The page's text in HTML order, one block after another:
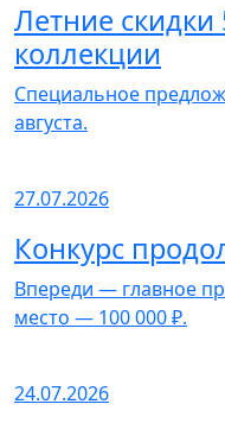
Летние
коллекции
Специальное
августа.
27.07.2026
Конкурс
Впереди — главное
место — 100 000 ₽.
24.07.2026